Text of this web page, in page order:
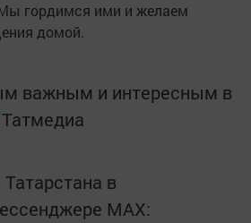
гордимся ими и желаем
домой.
важным и интересным в
Татмедиа
в
MАХ: